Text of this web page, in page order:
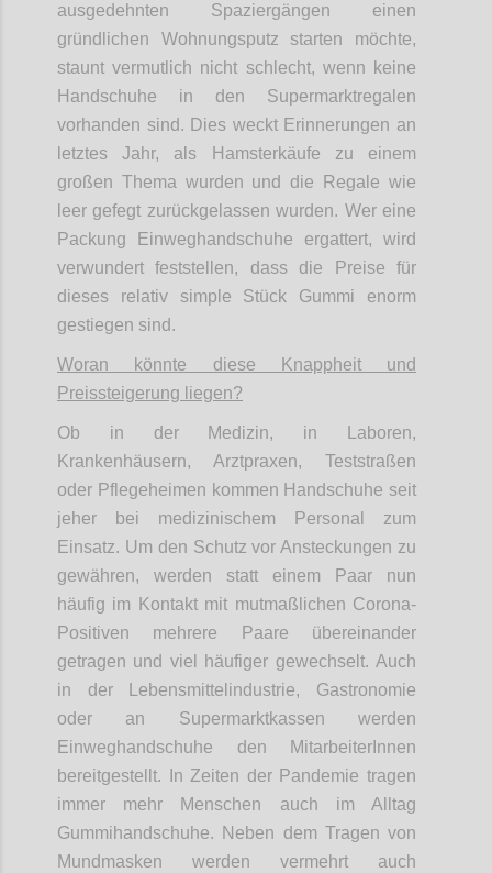
ausgedehnten Spaziergängen einen
gründlichen Wohnungsputz starten möchte,
staunt vermutlich nicht schlecht, wenn keine
Handschuhe in den Supermarktregalen
vorhanden sind. Dies weckt Erinnerungen an
letztes Jahr, als Hamsterkäufe zu einem
großen Thema wurden und die Regale wie
leer gefegt zurückgelassen wurden. Wer eine
Packung Einweghandschuhe ergattert, wird
verwundert feststellen, dass die Preise für
dieses relativ simple Stück Gummi enorm
gestiegen sind.
Woran könnte diese Knappheit und
Preissteigerung liegen?
Ob in der Medizin, in Laboren,
Krankenhäusern, Arztpraxen, Teststraßen
oder Pflegeheimen kommen Handschuhe seit
jeher bei medizinischem Personal zum
Einsatz. Um den Schutz vor Ansteckungen zu
gewähren, werden statt einem Paar nun
häufig im Kontakt mit mutmaßlichen Corona-
Positiven mehrere Paare übereinander
getragen und viel häufiger gewechselt. Auch
in der Lebensmittelindustrie, Gastronomie
oder an Supermarktkassen werden
Einweghandschuhe den MitarbeiterInnen
bereitgestellt. In Zeiten der Pandemie tragen
immer mehr Menschen auch im Alltag
Gummihandschuhe. Neben dem Tragen von
Mundmasken werden vermehrt auch